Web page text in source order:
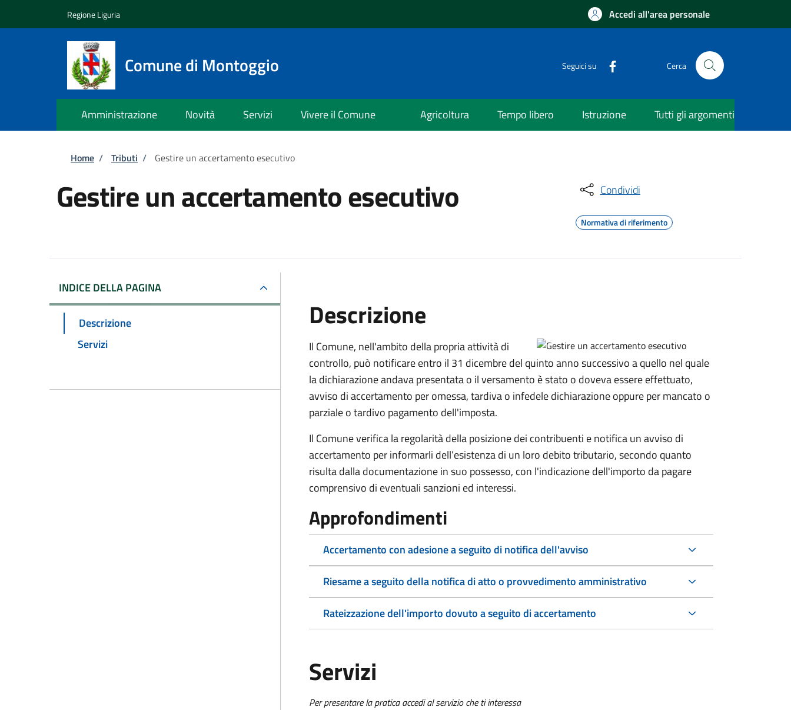
Regione Liguria Accedi all'area personale
Comune di Montoggio Seguici su Cerca
Amministrazione Novità Servizi Vivere il Comune Agricoltura Tempo libero Istruzione Tutti gli argomenti
Briciole di pane
Home / Tributi / Gestire un accertamento esecutivo
Gestire un accertamento esecutivo Condividi
Normativa di riferimento
INDICE DELLA PAGINA
Descrizione
Servizi
Descrizione
Il Comune, nell'ambito della propria attività di
controllo, può notificare entro il 31 dicembre del quinto annosuccessivo a quello nel quale
la dichiarazione andava presentata o il versamento è stato o doveva essere effettuato,
avviso di accertamento per omessa, tardiva o infedele dichiarazione oppure per mancato o
parziale o tardivo pagamento dell'imposta.
Il Comune verifica la regolarità della posizione dei contribuenti e notifica un avviso di
accertamento per informarli dell’esistenza di un loro debito tributario, secondo quanto
risulta dalla documentazione in suo possesso, con l'indicazione dell'importo da pagare
comprensivo di eventuali sanzioni ed interessi.
Approfondimenti
Accertamento con adesione a seguito di notifica dell'avviso
Riesame a seguito della notifica di atto o provvedimento amministrativo
Rateizzazione dell'importo dovuto a seguito di accertamento
Servizi
Per presentare la pratica accedi al servizio che ti interessa